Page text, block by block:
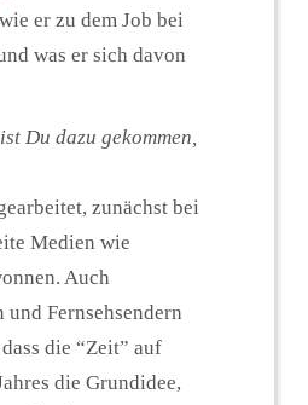
er zu dem Job bei
was er sich davon
Du dazu gekommen,
zunächst bei
Medien wie
Auch
Fernsehsendern
die “Zeit” auf
die Grundidee,